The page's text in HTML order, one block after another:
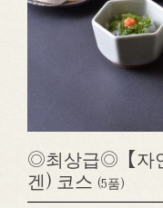
◎최상급◎【자
겐) 코스 (5품)